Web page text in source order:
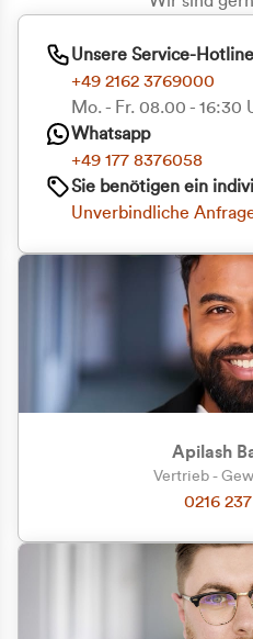
Unsere Service-Hotline
+49 2162 3769000
Mo. - Fr. 08.00 - 16:30
Whatsapp
+49 177 8376058
Sie benötigen ein
Unverbindliche
Apilash
Vertrieb -
0216